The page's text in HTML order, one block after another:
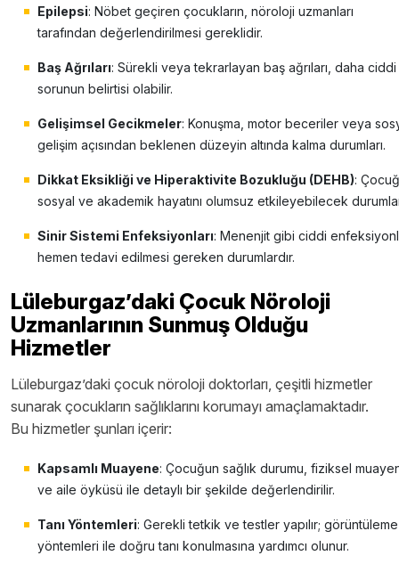
Epilepsi: Nöbet geçiren çocukların, nöroloji uzmanları
tarafından değerlendirilmesi gereklidir.
Baş Ağrıları: Sürekli veya tekrarlayan baş ağrıları, daha
sorunun belirtisi olabilir.
Gelişimsel Gecikmeler: Konuşma, motor beceriler veya
gelişim açısından beklenen düzeyin altında kalma durumları.
Dikkat Eksikliği ve Hiperaktivite Bozukluğu (DEHB):
sosyal ve akademik hayatını olumsuz etkileyebilecek
Sinir Sistemi Enfeksiyonları: Menenjit gibi ciddi
hemen tedavi edilmesi gereken durumlardır.
Lüleburgaz’daki Çocuk Nöroloji
Uzmanlarının Sunmuş Olduğu
Hizmetler
Lüleburgaz’daki çocuk nöroloji doktorları, çeşitli hizmetler
sunarak çocukların sağlıklarını korumayı amaçlamaktadır.
Bu hizmetler şunları içerir:
Kapsamlı Muayene: Çocuğun sağlık durumu, fiziksel
ve aile öyküsü ile detaylı bir şekilde değerlendirilir.
Tanı Yöntemleri: Gerekli tetkik ve testler yapılır; görüntüleme
yöntemleri ile doğru tanı konulmasına yardımcı olunur.